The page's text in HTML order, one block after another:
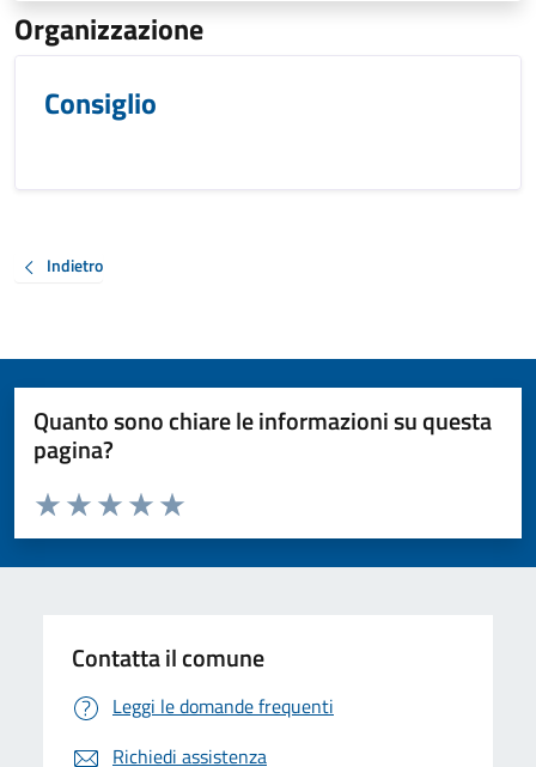
Organizzazione
Consiglio
Indietro
Quanto sono chiare le informazioni su questa
pagina?
Valuta da 1 a 5 stelle la pagina
Valuta 5 stelle su 5
Valuta 4 stelle su 5
Valuta 3 stelle su 5
Valuta 2 stelle su 5
Valuta 1 stelle su 5
Contatta il comune
Leggi le domande frequenti
Richiedi assistenza